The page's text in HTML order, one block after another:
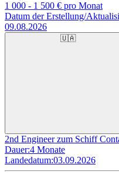
1 000 - 1 500 € pro Monat
Datum der Erstellung/
09.08.2026
🇺🇦
2nd Engineer zum Schiff
Dauer:4 Monate
Landedatum:03.09.2026